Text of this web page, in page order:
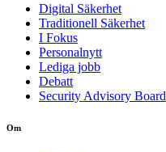
Digital Säkerhet
Traditionell Säkerhet
I Fokus
Personalnytt
Lediga jobb
Debatt
Security Advisory Board
Om